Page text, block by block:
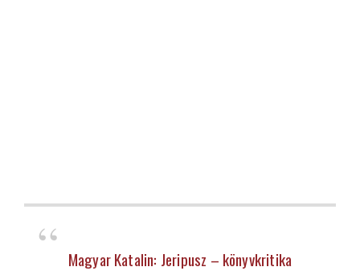
Magyar Katalin: Jeripusz – könyvkritika